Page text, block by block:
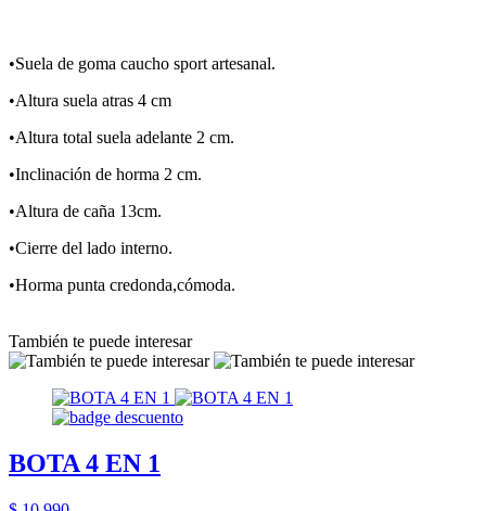
•Suela de goma caucho sport artesanal.
•Altura suela atras 4 cm
•Altura total suela adelante 2 cm.
•Inclinación de horma 2 cm.
•Altura de caña 13cm.
•Cierre del lado interno.
•Horma punta credonda,cómoda.
También te puede interesar
BOTA 4 EN 1